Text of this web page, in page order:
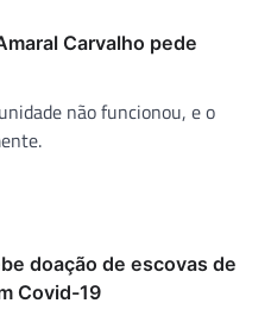
Carvalho pede
não funcionou, e o
doação de escovas de
Covid-19